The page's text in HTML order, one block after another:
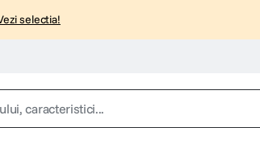
selectia!
caracteristici...